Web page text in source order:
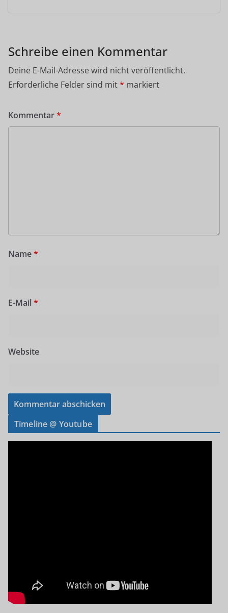
Schreibe einen Kommentar
Deine E-Mail-Adresse wird nicht veröffentlicht.
Erforderliche Felder sind mit* markiert
Kommentar*
Name*
E-Mail *
Website
Timeline @ Youtube